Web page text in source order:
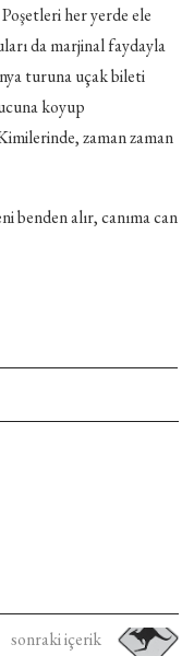
her yerde ele
da marjinal faydayla
turuna uçak bileti
koyup
zaman zaman
benden alır, canıma can
sonraki içerik